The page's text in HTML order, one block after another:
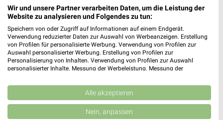
EURONICS Z & K Spremberg
Bogenstr. 10
03130 Spremberg
Heute 09:00 - 18:00 Uhr | Geschlossen
EURONICS Bild & Funk Erkner
Neu Zittauerstr. 41
Wir und unsere Partner verarbeiten Daten, um die Leistung der
Website zu analysieren und Folgendes zu tun:
Speichern von oder Zugriff auf Informationen auf einem Endgerät.
Verwendung reduzierter Daten zur Auswahl von Werbeanzeigen. Erstellung
von Profilen für personalisierte Werbung. Verwendung von Profilen zur
Auswahl personalisierter Werbung. Erstellung von Profilen zur
Personalisierung von Inhalten. Verwendung von Profilen zur Auswahl
personalisierter Inhalte. Messung der Werbeleistung. Messung der
Kombinationen von Daten aus verschiedenen Quellen. Entwicklung und
Verbesserung der Angebote. Verwendung reduzierter Daten zur Auswahl
von Inhalten.
Daten können außerhalb der Europäischen Union weitergegeben und in die
Alle akzeptieren
Nein, anpassen